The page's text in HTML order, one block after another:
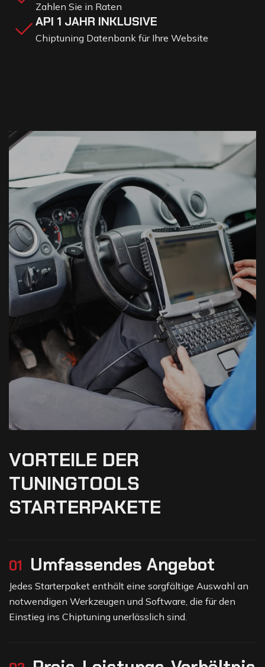
Zahlen Sie in Raten
API 1 JAHR INKLUSIVE
Chiptuning Datenbank für Ihre Website
VORTEILE DER
TUNINGTOOLS
STARTERPAKETE
01 Umfassendes Angebot
Jedes Starterpaket enthält eine sorgfältige Auswahl an
notwendigen Werkzeugen und Software, die für den
Einstieg ins Chiptuning unerlässlich sind.